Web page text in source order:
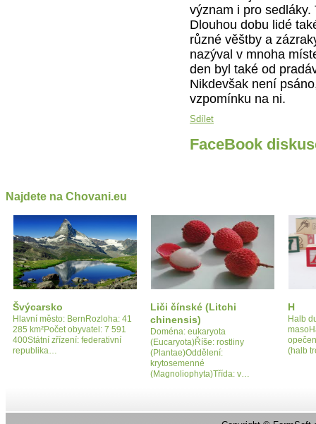
význam i pro
Dlouhou dobu lidé
různé věštby a
nazýval v mnoha
den byl také od
Nikdevšak není
vzpomínku na ni.
Sdílet
FaceBook
Najdete na Chovani.eu
Švýcarsko
Hlavní město: BernRozloha: 41
285 km²Počet obyvatel: 7 591
400Státní zřízení: federativní
republika…
Liči čínské (Litchi
chinensis)
Doména: eukaryota
(Eucaryota)Říše: rostliny
(Plantae)Oddělení:
krytosemenné
(Magnoliophyta)Třída: v…
H
Halb
(halb